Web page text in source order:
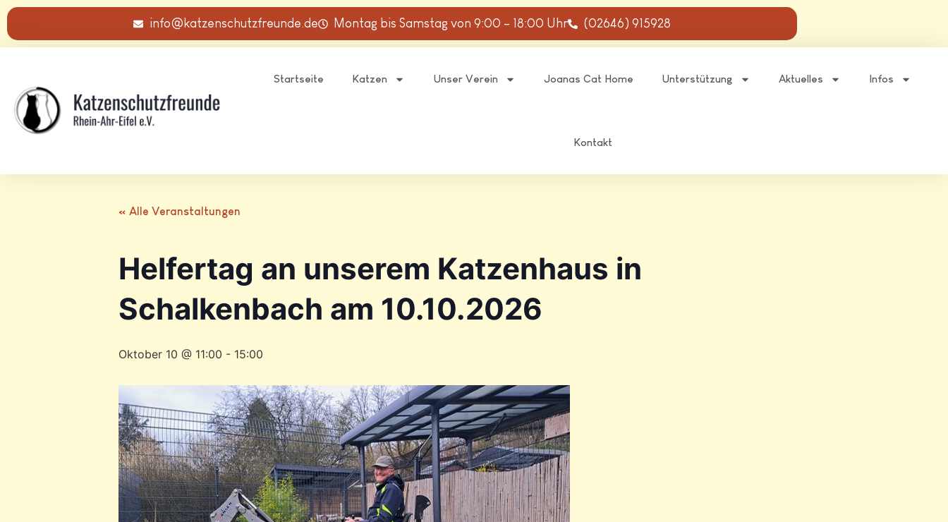
info@katzenschutzfreunde.de Montag bis Samstag von 9:00 – 18:00 Uhr (02646) 915928
Startseite Katzen Unser Verein Joanas Cat Home Unterstützung Aktuelles Infos
Kontakt
« Alle Veranstaltungen
Helfertag an unserem Katzenhaus in
Schalkenbach am 10.10.2026
Oktober 10 @ 11:00 - 15:00